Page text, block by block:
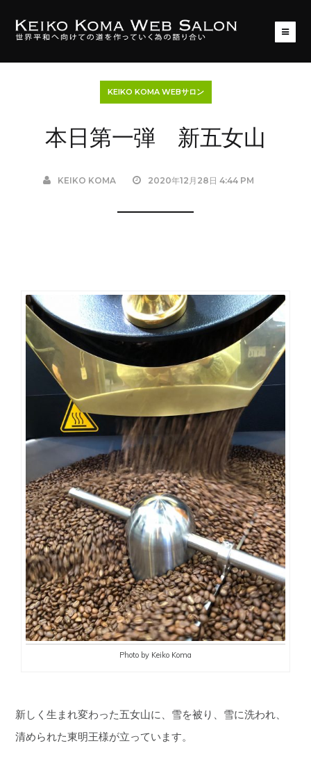
KEIKO KOMA WEBサロン
本日第一弾 新五女山
KEIKO KOMA 2020年12月28日 4:44 PM
Photo by Keiko Koma
新しく生まれ変わった五女山に、雪を被り、雪に洗われ、
清められた東明王様が立っています。